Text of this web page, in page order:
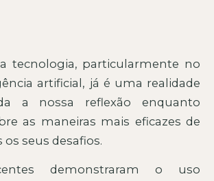
tecnologia, particularmente no
artificial, já é uma realidade
a nossa reflexão enquanto
as maneiras mais eficazes de
seus desafios.
demonstraram o uso